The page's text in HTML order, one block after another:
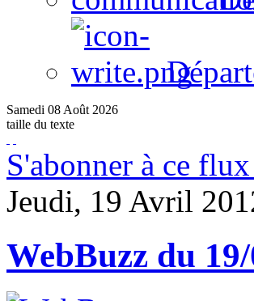
Samedi 08 Août 2026
taille du texte
S'abonner à ce
Jeudi, 19 Avril
WebBuzz du